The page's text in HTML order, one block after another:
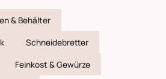
& Behälter
Schneidebretter
Feinkost & Gewürze